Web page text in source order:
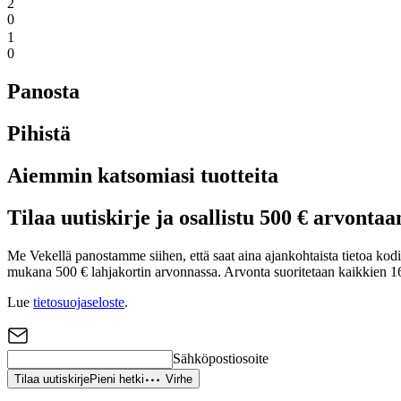
2
0
1
0
Panosta
Pihistä
Aiemmin katsomiasi tuotteita
Tilaa uutiskirje ja osallistu 500 €
Me Vekellä panostamme siihen, että saat aina ajankohtaista tietoa
mukana 500 € lahjakortin arvonnassa. Arvonta suoritetaan kaikkien
Lue tietosuojaseloste.
Sähköpostiosoite
Tilaa uutiskirjePieni hetki Virhe